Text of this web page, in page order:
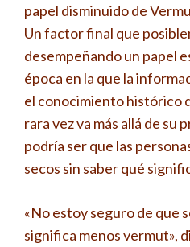
papel disminuido de
Un factor final que
desempeñando un papel
época en la que la
el conocimiento histórico
rara vez va más allá de su
podría ser que las
secos sin saber qué
«No estoy seguro de que
significa menos vermut»,